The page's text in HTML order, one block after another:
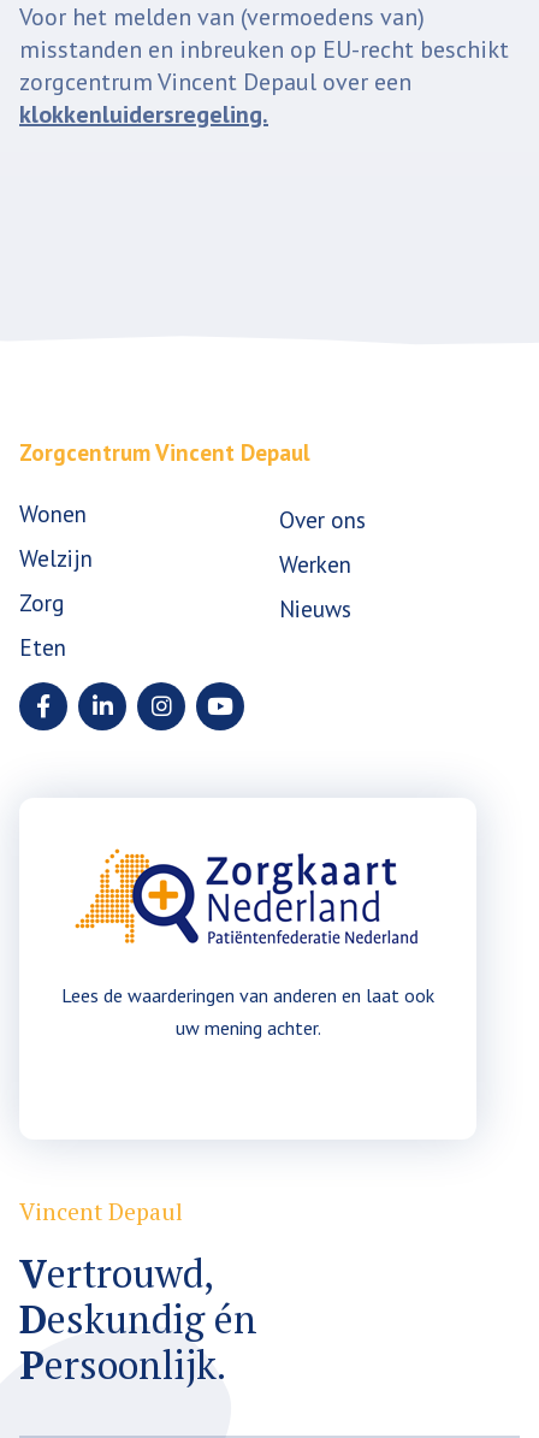
Voor het melden van (vermoedens van)
misstanden en inbreuken op EU-recht beschikt
zorgcentrum Vincent Depaul over een
klokkenluidersregeling.
Zorgcentrum Vincent Depaul
Wonen
Welzijn
Zorg
Eten
Over ons
Werken
Nieuws
Lees de waarderingen van anderen en laat ook
uw mening achter.
Vincent Depaul
Vertrouwd,
Deskundig én
Persoonlijk.